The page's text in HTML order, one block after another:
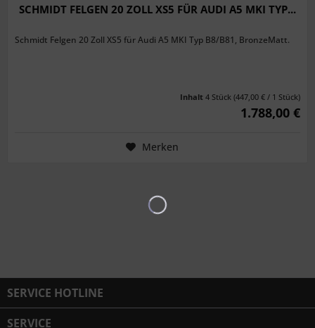
SCHMIDT FELGEN 20 ZOLL XS5 FÜR AUDI A5 MKI TYP...
Schmidt Felgen 20 Zoll XS5 für Audi A5 MKI Typ B8/B81, BronzeMatt.
Inhalt 4 Stück (447,00 € / 1 Stück)
1.788,00 €
Merken
SERVICE HOTLINE
SERVICE